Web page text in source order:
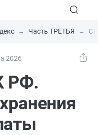
Часть ТРЕТЬЯ
2026
РФ.